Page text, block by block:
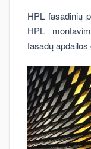
HPL fasadinių
HPL
fasadų